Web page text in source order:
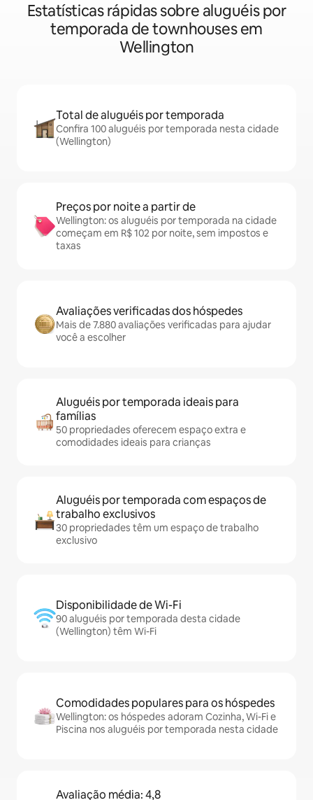
Estatísticas rápidas sobre aluguéis por
temporada de townhouses em
Wellington
Total de aluguéis por temporada
Confira 100 aluguéis por temporada nesta cidade
(Wellington)
Preços por noite a partir de
Wellington: os aluguéis por temporada na cidade
começam em R$ 102 por noite, sem impostos e
taxas
Avaliações verificadas dos hóspedes
Mais de 7.880 avaliações verificadas para ajudar
você a escolher
Aluguéis por temporada ideais para
famílias
50 propriedades oferecem espaço extra e
comodidades ideais para crianças
Aluguéis por temporada com espaços de
trabalho exclusivos
30 propriedades têm um espaço de trabalho
exclusivo
Disponibilidade de Wi-Fi
90 aluguéis por temporada desta cidade
(Wellington) têm Wi-Fi
Comodidades populares para os hóspedes
Wellington: os hóspedes adoram Cozinha, Wi-Fi e
Piscina nos aluguéis por temporada nesta cidade
Avaliação média: 4,8